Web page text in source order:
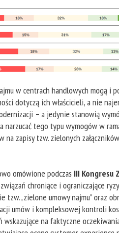
w centrach handlowych mogą i
dotyczą ich właścicieli, a nie
– a jedynie stanowią
narzucać tego typu wymogów w
na zapisy tzw. zielonych
omówione podczas III Kongresu
chroniące i ograniczające
tzw. „zielone umowy najmu” oraz
umów i kompleksowej kontroli
wskazujące na faktyczne